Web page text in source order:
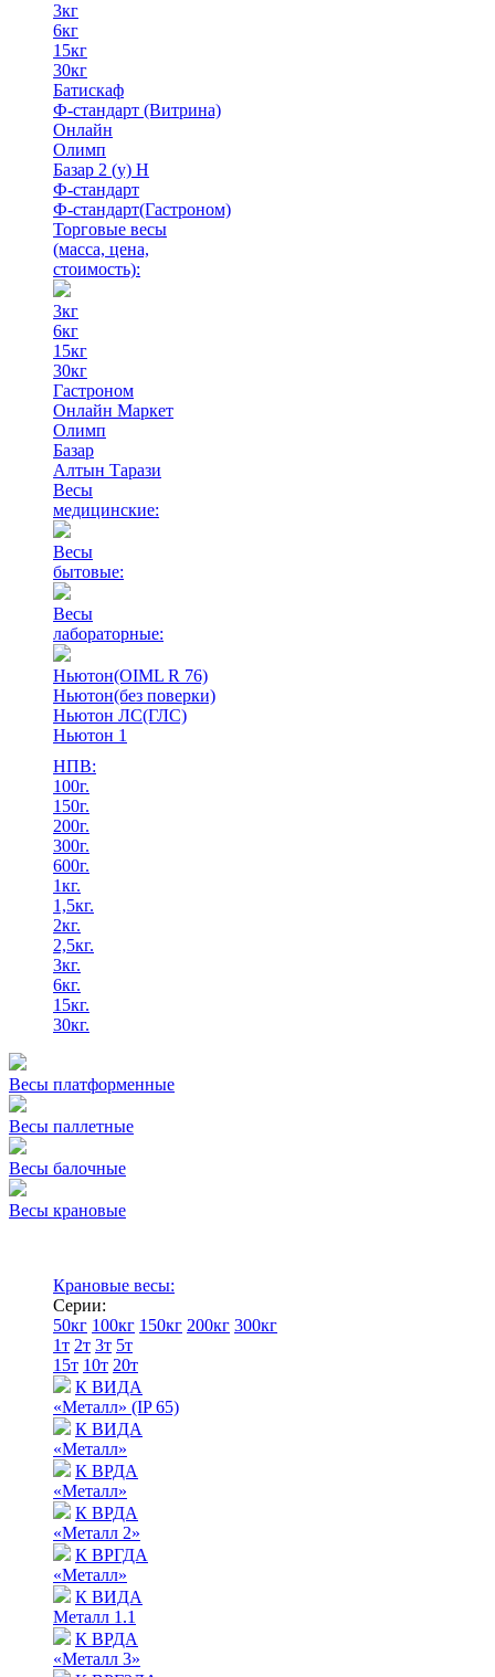
3кг
6кг
15кг
30кг
Батискаф
Ф-стандарт (Витрина)
Онлайн
Олимп
Базар 2 (у) Н
Ф-стандарт
Ф-стандарт(Гастроном)
Торговые весы
(масса, цена,
стоимость):
3кг
6кг
15кг
30кг
Гастроном
Онлайн Маркет
Олимп
Базар
Алтын Тарази
Весы
медицинские:
Весы
бытовые:
Весы
лабораторные:
Ньютон(OIML R 76)
Ньютон(без поверки)
Ньютон ЛС(ГЛС)
Ньютон 1
НПВ:
100г.
150г.
200г.
300г.
600г.
1кг.
1,5кг.
2кг.
2,5кг.
3кг.
6кг.
15кг.
30кг.
Весы платформенные
Весы паллетные
Весы балочные
Весы крановые
Крановые весы:
Серии:
50кг 100кг 150кг 200кг 300кг
1т 2т 3т 5т
15т 10т 20т
К ВИДА
«Металл» (IP 65)
К ВИДА
«Металл»
К ВРДА
«Металл»
К ВРДА
«Металл 2»
К ВРГДА
«Металл»
К ВИДА
Металл 1.1
К ВРДА
«Металл 3»